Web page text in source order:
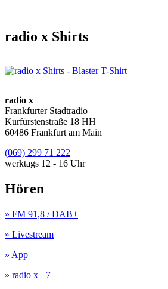
radio x Shirts
radio x
Frankfurter Stadtradio
Kurfürstenstraße 18 HH
60486 Frankfurt am Main
(069) 299 71 222
werktags 12 - 16 Uhr
Hören
» FM 91,8 / DAB+
» Livestream
» App
» radio x +7